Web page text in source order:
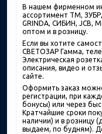
В нашем фирменном
ассортимент ТМ, ЗУБР,
GRINDA, СИБИН, JCB,
оптом и в розницу.
Если вы хотите
СВЕТОЗАР Гамма,
Электрическая
описания, видео и
сайте.
Оформить заказ
регистрации, при
бонусы) или через
Кратчайшие сроки
наличии) и в розницу
выдаем, по будням).